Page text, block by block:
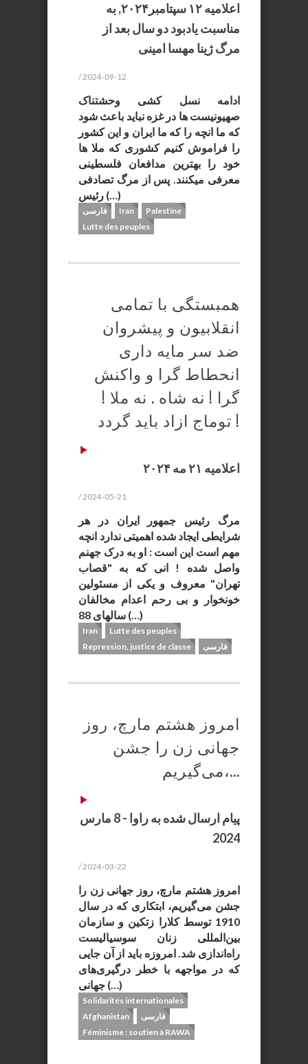
اعلامیه ۱۲ سپتامبر۲۰۲۴, به
مناسبت یادبود دو سال بعد از
مرگ ژینا مهسا امینی
/ 2024-09-12
ادامه نسل کشی وحشتناک
صهیونیست ها در غزه نباید باعث شود
که ما انچه را که ما ایران و این کشور
را فراموش کنیم کشوری که ملا ها
خود را بهترین مدافعان فلسطینی
معرفی میکنند. پس از مرگ تصادفی
رئیس (…)
فارسی Iran
Palestine
Lutte des peuples
همبستگی با تمامی
انقلابیون و پیشروان
ضد سر مایه داری
انحطاط گرا و واکنش
گرا ! نه شاه . نه ملا !
توماج ازاد باید گردد !
اعلامیه ۲۱ مه ۲۰۲۴
/ 2024-05-21
مرگ رئیس جمهور ایران در هر
شرایطی ایجاد شده اهمیتی ندارد انچه
مهم است این است : او به درک جهنم
واصل شده ! انی که به "قصاب
تهران" معروف و یکی از مسئولین
خونخوار و بی رحم اعدام مخالفان
سالهای 88 (…)
Iran
Lutte des peuples
Repression, justice de classe
فارسی
امروز هشتم مارچ، روز
جهانی زن را جشن
می‌گیریم،...
پیام ارسال شده به راوا - 8 مارس
2024
/ 2024-03-22
امروز هشتم مارچ، روز جهانی زن را
جشن می‌گیریم، ابتکاری که در سال
1910 توسط کلارا زتکین و سازمان
بین‌المللی زنان سوسیالیست
راه‌اندازی شد. امروزه باید از آن جایی
که در مواجهه با خطر درگیری‌های
جهانی (…)
Solidarités internationales
Afghanistan
فارسی
Féminisme : soutien à RAWA